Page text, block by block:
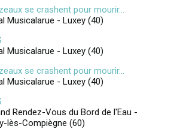
se crashent pour mourir...
Musicalarue - Luxey (40)
Musicalarue - Luxey (40)
se crashent pour mourir...
Musicalarue - Luxey (40)
Rendez-Vous du Bord de l'Eau -
lès-Compiègne (60)